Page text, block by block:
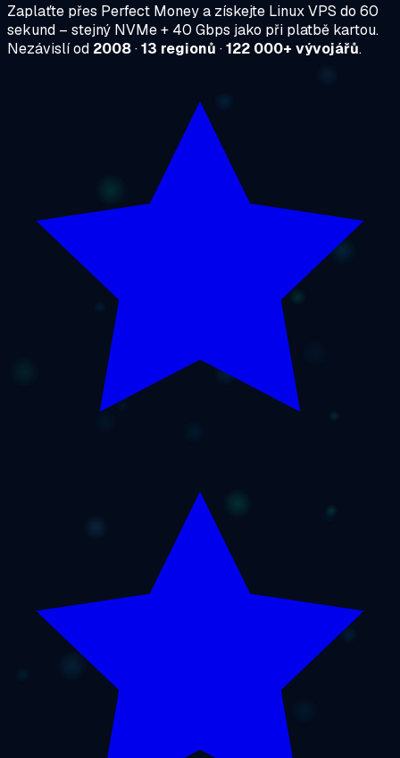
Zaplaťte přes Perfect Money a získejte Linux VPS do 60
sekund – stejný NVMe + 40 Gbps jako při platbě kartou.
Nezávislí od 2008·13 regionů ·122 000+ vývojářů.